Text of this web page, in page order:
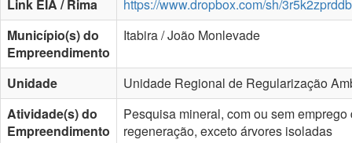
Link EIA / Rima
https://www.dropbox.com/sh/
Município(s) do
Empreendimento
Itabira / João Monlevade
Unidade
Unidade Regional de Regularização
Atividade(s) do
Empreendimento
Pesquisa mineral, com ou sem
regeneração, exceto árvores isoladas